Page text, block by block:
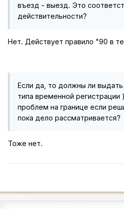
въезд - выезд. Это
действительности?
Нет. Действует правило "90 в
Если да, то должны ли
типа временной
проблем на границе если
пока дело рассматривается?
Тоже нет.